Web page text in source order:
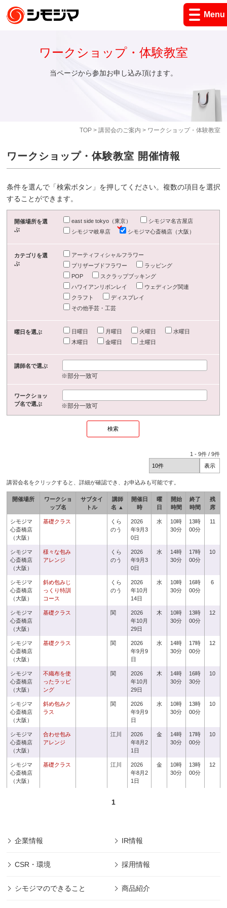
Menu
TOP> 講習会のご案内 > ワークショップ・体験教室
ワークショップ・体験教室
当ページから参加お申し込み頂けます。
ワークショップ・体験教室 開催情報
条件を選んで「検索ボタン」を押してください。複数の項目を選択
することができます。
開催場所を選
ぶ
east side tokyo（東京）
シモジマ名古屋店
シモジマ岐阜店
シモジマ心斎橋店（大阪）
カテゴリを選
ぶ
アーティフィシャルフラワー
プリザーブドフラワー
ラッピング
POP
スクラップブッキング
ハワイアンリボンレイ
ウェディング関連
クラフト
ディスプレイ
その他手芸・工芸
曜日を選ぶ 日曜日 月曜日 火曜日
水曜日
木曜日
金曜日 土曜日
講師名で選ぶ
※部分一致可
ワークショッ
プ名で選ぶ
※部分一致可
1 -9件 /9件
講習会名をクリックすると、詳細が確認でき、お申込みも可能です。
開催場所
ワークショ
ップ名
サブタイ
トル
講師
名 ▲
開催日
時
曜
日
開始
時間
終了
時間
残
席
シモジマ
心斎橋店
（大阪）
基礎クラス
くら
のう
2026
年9月3
0日
水
10時
30分
13時
00分
11
シモジマ
心斎橋店
（大阪）
様々な包み
アレンジ
くら
のう
2026
年9月3
0日
水
14時
30分
17時
00分
10
シモジマ
心斎橋店
（大阪）
斜め包みじ
っくり特訓
コース
くら
のう
2026
年10月
14日
水
10時
30分
16時
00分
6
シモジマ
心斎橋店
（大阪）
基礎クラス 関
2026
年10月
29日
木
10時
30分
13時
00分
12
シモジマ
心斎橋店
（大阪）
基礎クラス 関
2026
年9月9
日
水
14時
30分
17時
00分
12
シモジマ
心斎橋店
（大阪）
不織布を使
ったラッピ
ング
関
2026
年10月
29日
木
14時
30分
16時
30分
10
シモジマ
心斎橋店
（大阪）
斜め包みク
ラス
関
2026
年9月9
日
水
10時
30分
13時
00分
10
シモジマ
心斎橋店
（大阪）
合わせ包み
アレンジ
江川
2026
年8月2
1日
金
14時
30分
17時
00分
10
シモジマ
心斎橋店
（大阪）
基礎クラス 江川
2026
年8月2
1日
金
10時
30分
13時
00分
12
1
企業情報 IR情報
CSR・環境 採用情報
シモジマのできること 商品紹介